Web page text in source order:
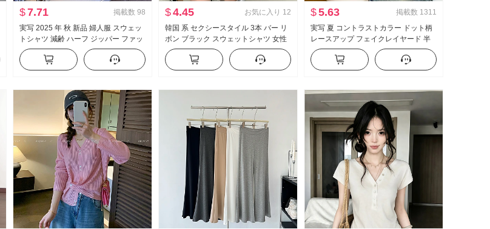
$7.71 掲載数 98
実写 2025 年 秋 新品 婦人服 スウェッ
トシャツ 減齢 ハーフ ジッパー ファッ
ション ポロ襟 カジュアル 万能 スリム
効果
$4.45 お気に入り 12
韓国 系 セクシースタイル 3本 バー リ
ボン ブラック スウェットシャツ 女性
春秋 ルーズフィット スリム効果 スポ
ーツ 風 クルーネック トップス コート
$5.63 掲載数 1311
実写 夏 コントラストカラー ドット柄
レースアップ フェイクレイヤード 半
袖 Tシャツ 女性 夏 新品 スイートスタ
イル マイナー トップス